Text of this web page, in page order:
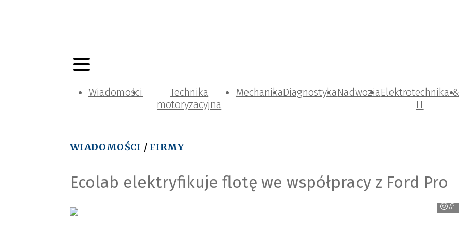
Wiadomości
Technika
motoryzacyjna
MechanikaDiagnostykaNadwoziaElektrotechnika &
IT
WIADOMOŚCI / FIRMY
Ecolab elektryfikuje flotę we współpracy z Ford Pro
Ford